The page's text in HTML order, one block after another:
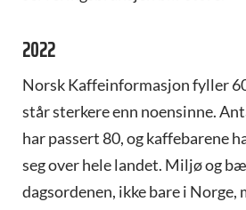
2022
Norsk Kaffeinformasjon fyller
står sterkere enn noensinne.
har passert 80, og kaffebarene
seg over hele landet. Miljø og
dagsordenen, ikke bare i Norge,